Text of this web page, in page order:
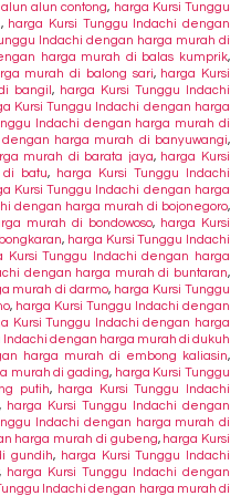
alun contong, harga Kursi Tunggu
, harga Kursi Tunggu Indachi dengan
Indachi dengan harga murah di
harga murah di balas kumprik,
murah di balong sari, harga Kursi
bangil ,
harga Kursi Tunggu Indachi
Kursi Tunggu Indachi dengan harga
Indachi dengan harga murah di
dengan harga murah di banyuwangi,
murah di barata jaya, harga Kursi
batu,
harga Kursi Tunggu Indachi
Kursi Tunggu Indachi dengan harga
dengan harga murah di bojonegoro,
murah di bondowoso,
harga Kursi
, harga Kursi Tunggu Indachi
Kursi Tunggu Indachi dengan harga
dengan harga murah di buntaran,
murah di darmo, harga Kursi Tunggu
, harga Kursi Tunggu Indachi dengan
Kursi Tunggu Indachi dengan harga
Indachi dengan harga murah di dukuh
harga murah di embong kaliasin,
murah di gading, harga Kursi Tunggu
putih,
harga Kursi Tunggu Indachi
,
harga Kursi Tunggu Indachi dengan
Indachi dengan harga murah di
harga murah di gubeng, harga Kursi
gundih,
harga Kursi Tunggu Indachi
harga Kursi Tunggu Indachi dengan
Indachi dengan harga murah di